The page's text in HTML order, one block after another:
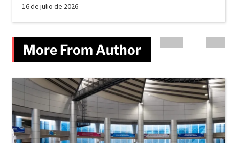
16 de julio de 2026
More From Author